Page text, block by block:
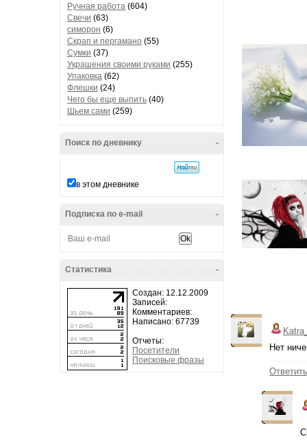
Ручная работа (604)
Свечи (63)
симорон (6)
Скрап и пергамано (55)
Сумки (37)
Украшения своими руками (255)
Упаковка (62)
Флешки (24)
Чего бы еще выпить (40)
Шьем сами (259)
-
Поиск по дневнику
в этом дневнике
-
Подписка по e-mail
-
Статистика
Создан: 12.12.2009
Записей:
Комментариев:
Написано: 67739
Отчеты:
Посетители
Поисковые фразы
Нет
Ответить